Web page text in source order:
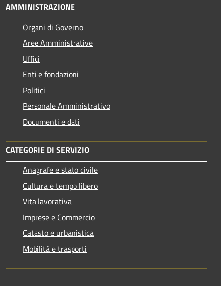
AMMINISTRAZIONE
Organi di Governo
Aree Amministrative
Uffici
Enti e fondazioni
Politici
Personale Amministrativo
Documenti e dati
CATEGORIE DI SERVIZIO
Anagrafe e stato civile
Cultura e tempo libero
Vita lavorativa
Imprese e Commercio
Catasto e urbanistica
Mobilità e trasporti